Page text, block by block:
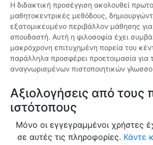
Η διδακτική προσέγγιση ακολουθεί
μαθητοκεντρικές μεθόδους,
εξατομικευμένο περιβάλλον μάθησης
σπουδαστή. Αυτή η φιλοσοφία έχει
μακρόχρονη επιτυχημένη πορεία του
παράλληλα προσφέρει προετοιμασία για
αναγνωρισμένων πιστοποιητικών
Αξιολογήσεις από
ιστότοπους
Μόνο οι εγγεγραμμένοι χρήστες
σε αυτές τις πληροφορίες. Κάντε